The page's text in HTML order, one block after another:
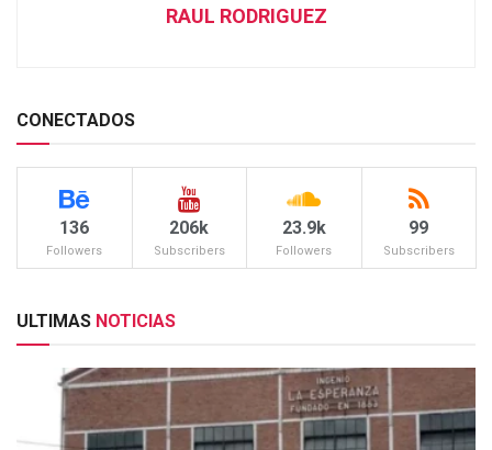
RAUL RODRIGUEZ
CONECTADOS
136
Followers
206k
Subscribers
23.9k
Followers
99
Subscribers
ULTIMAS NOTICIAS